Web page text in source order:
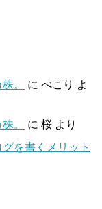
。 に ぺこり よ
。
に 桜 より
を書くメリット